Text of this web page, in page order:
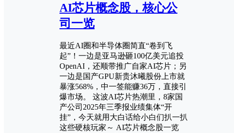
AI芯片概念股，核心公
司一览
最近AI圈和半导体圈简直“卷到飞
起”！一边是亚马逊砸100亿美元追投
OpenAI，还顺带推广自家AI芯片；另
一边是国产GPU新贵沐曦股份上市就
暴涨568%，中一签能赚36万，直接引
爆市场。 这波AI芯片热潮里，8家国
产公司2025年三季报业绩集体“开
挂”，今天就用大白话给小白们扒一扒
这些硬核玩家～ AI芯片概念股一览